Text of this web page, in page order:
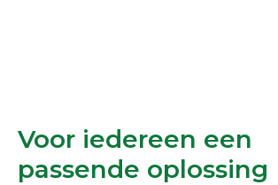
Voor iedereen een
passende oplossing